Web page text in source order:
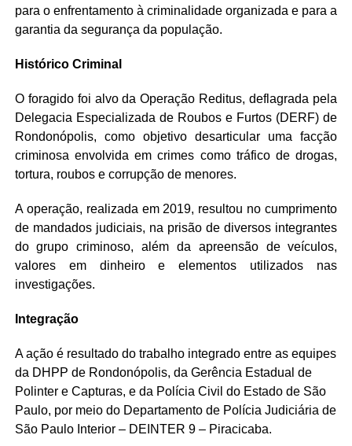
para o enfrentamento à criminalidade organizada e para a
garantia da segurança da população.
Histórico Criminal
O foragido foi alvo da Operação Reditus, deflagrada pela
Delegacia Especializada de Roubos e Furtos (DERF) de
Rondonópolis, como objetivo desarticular uma facção
criminosa envolvida em crimes como tráfico de drogas,
tortura, roubos e corrupção de menores.
A operação, realizada em 2019, resultou no cumprimento
de mandados judiciais, na prisão de diversos integrantes
do grupo criminoso, além da apreensão de veículos,
valores em dinheiro e elementos utilizados nas
investigações.
Integração
A ação é resultado do trabalho integrado entre as equipes
da DHPP de Rondonópolis, da Gerência Estadual de
Polinter e Capturas, e da Polícia Civil do Estado de São
Paulo, por meio do Departamento de Polícia Judiciária de
São Paulo Interior – DEINTER 9 – Piracicaba.